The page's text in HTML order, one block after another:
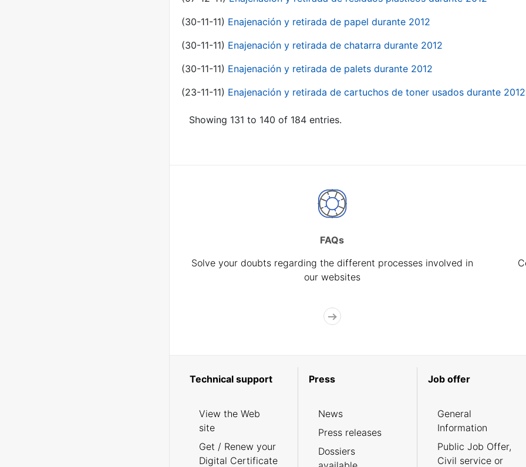
(30-11-11) Enajenación y retirada de papel durante 2012
(30-11-11) Enajenación y retirada de chatarra durante 2012
(30-11-11) Enajenación y retirada de palets durante 2012
(23-11-11) Enajenación y retirada de cartuchos de toner usados durante 2012
Showing 131 to 140 of 184 entries.
FAQs
Solve your doubts regarding the different processes involved in
our websites
Technical support
View the Web
site
Get / Renew your
Digital Certificate
Press
News
Press releases
Dossiers
Job offer
General
Information
Public Job Offer,
Civil service or